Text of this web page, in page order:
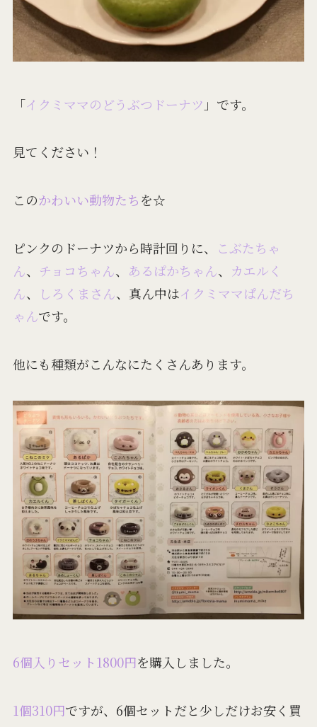
「イクミママのどうぶつドーナツ 」です。
見てください！
このかわいい動物たちを☆
ピンクのドーナツから時計回りに、
こぶたちゃ
ん、 チョコちゃん、 あるぱかちゃん、 カエルく
ん、 しろくまさん、真ん中はイクミママぱんだち
ゃんです。
他にも種類がこんなにたくさんあります。
6個入りセット1800円を購入しました。
1個310円ですが、6個セットだと少しだけお安く買